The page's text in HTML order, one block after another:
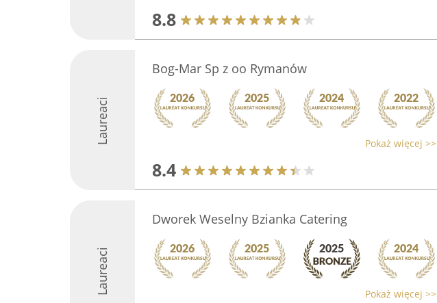
8.8
Laureaci
Bog-Mar Sp z oo Rymanów
Pokaż więcej >>
8.4
Laureaci
Dworek Weselny Bzianka Catering
Pokaż więcej >>